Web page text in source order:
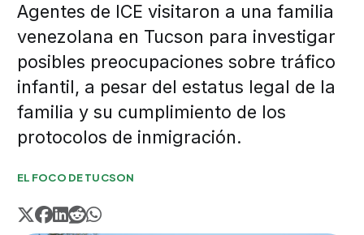
Agentes de ICE visitaron a una familia
venezolana en Tucson para investigar
posibles preocupaciones sobre tráfico
infantil, a pesar del estatus legal de la
familia y su cumplimiento de los
protocolos de inmigración.
EL FOCO DE TUCSON